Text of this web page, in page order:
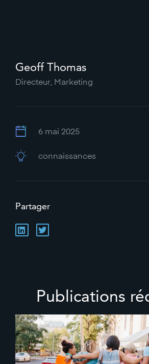
Geoff Thomas
Directeur, Marketing
6 mai 2025
connaissances
Partager
Publications